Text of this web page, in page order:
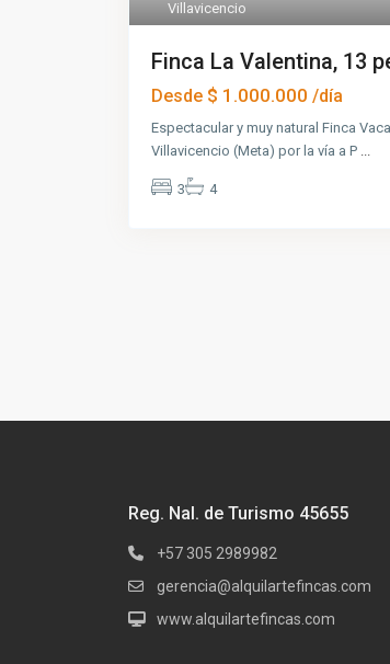
Villavicencio
Finca La Valentina, 13
Desde $ 1.000.000 /día
Espectacular y muy natural Finca
Villavicencio (Meta) por la vía a P ...
3 4
Reg. Nal. de Turismo 45655
+57 305 2989982
gerencia@alquilartefincas.com
www.alquilartefincas.com